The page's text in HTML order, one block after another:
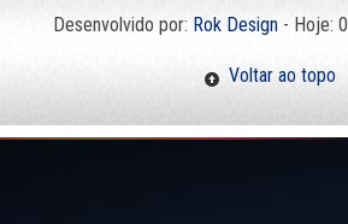
Desenvolvido por: Rok Design- Hoje:
Voltar ao topo